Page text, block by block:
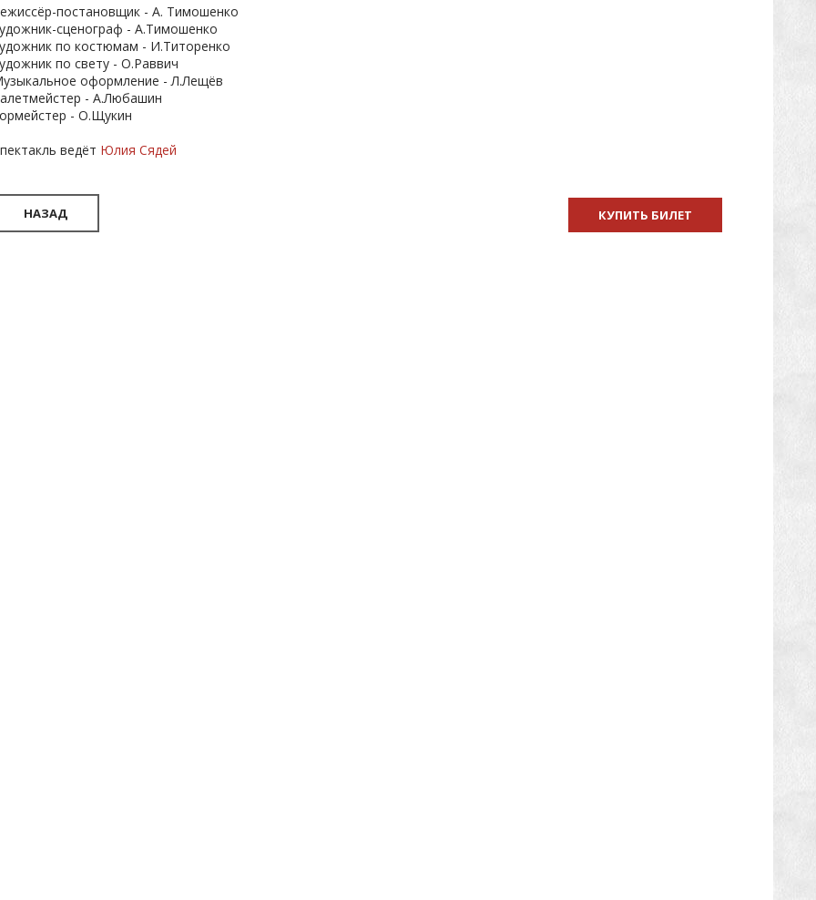
постановщик - А. Тимошенко
сценограф - А.Тимошенко
по костюмам - И.Титоренко
по свету - О.Раввич
оформление - Л.Лещёв
- А.Любашин
- О.Щукин
ведёт Юлия Сядей
НАЗАД КУПИТЬ БИЛЕТ